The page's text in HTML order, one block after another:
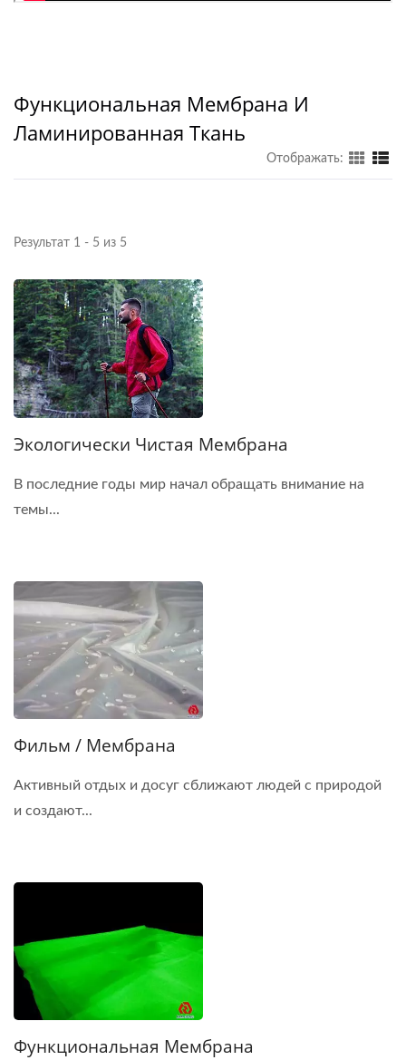
Функциональная Мембрана И
Ламинированная Ткань
Отображать:
Результат 1 - 5 из 5
Экологически Чистая Мембрана
В последние годы мир начал обращать внимание на
темы...
Фильм / Мембрана
Активный отдых и досуг сближают людей с природой
и создают...
Функциональная Мембрана